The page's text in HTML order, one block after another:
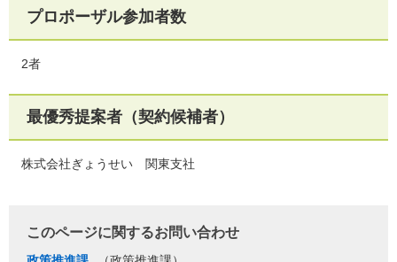
プロポーザル参加者数
2者
最優秀提案者（契約候補者）
株式会社ぎょうせい 関東支社
このページに関するお問い合わせ